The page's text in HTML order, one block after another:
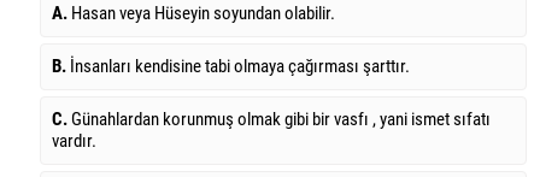
A. Hasan veya Hüseyin soyundan olabilir.
B. İnsanları kendisine tabi olmaya çağırması şarttır.
C.Günahlardan korunmuş olmak gibi bir vasfı , yani ismet sıfatı
vardır.